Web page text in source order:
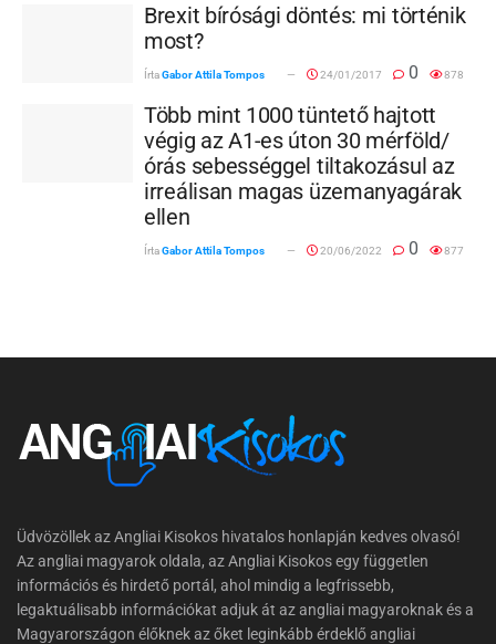
Brexit bírósági döntés: mi történik
most?
ÍrtaGabor Attila Tompos 24/01/2017 0 878
Több mint 1000 tüntető hajtott
végig az A1-es úton 30 mérföld/
órás sebességgel tiltakozásul az
irreálisan magas üzemanyagárak
ellen
ÍrtaGabor Attila Tompos 20/06/2022 0 877
Üdvözöllek az Angliai Kisokos hivatalos honlapján kedves olvasó!
Az angliai magyarok oldala, az Angliai Kisokos egy független
információs és hirdető portál, ahol mindig a legfrissebb,
legaktuálisabb információkat adjuk át az angliai magyaroknak és a
Magyarországon élőknek az őket leginkább érdeklő angliai